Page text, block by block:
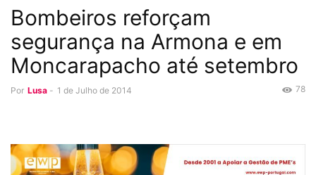
Bombeiros reforçam
segurança na Armona e em
Moncarapacho até setembro
Por Lusa - 1 de Julho de 2014 78